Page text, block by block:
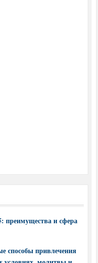
преимущества и сфера
способы привлечения